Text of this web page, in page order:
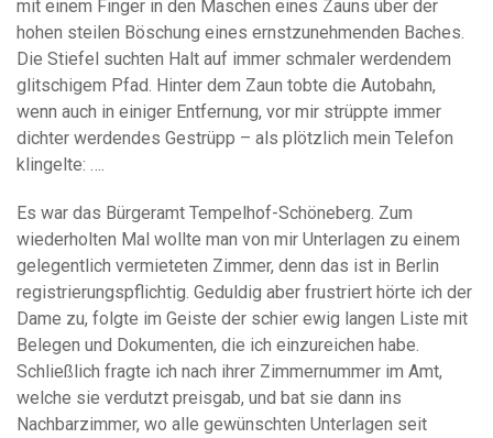
mit einem Finger in den Maschen eines Zauns über der
hohen steilen Böschung eines ernstzunehmenden Baches.
Die Stiefel suchten Halt auf immer schmaler werdendem
glitschigem Pfad. Hinter dem Zaun tobte die Autobahn,
wenn auch in einiger Entfernung, vor mir strüppte immer
dichter werdendes Gestrüpp – als plötzlich mein Telefon
klingelte: ….
Es war das Bürgeramt Tempelhof-Schöneberg. Zum
wiederholten Mal wollte man von mir Unterlagen zu einem
gelegentlich vermieteten Zimmer, denn das ist in Berlin
registrierungspflichtig. Geduldig aber frustriert hörte ich der
Dame zu, folgte im Geiste der schier ewig langen Liste mit
Belegen und Dokumenten, die ich einzureichen habe.
Schließlich fragte ich nach ihrer Zimmernummer im Amt,
welche sie verdutzt preisgab, und bat sie dann ins
Nachbarzimmer, wo alle gewünschten Unterlagen seit